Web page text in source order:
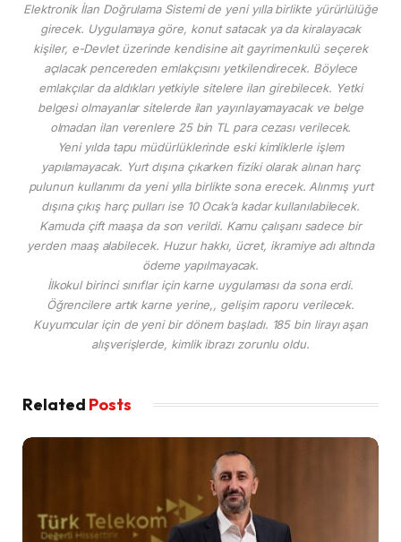
Elektronik İlan Doğrulama Sistemi de yeni yılla birlikte yürürlülüğe
girecek. Uygulamaya göre, konut satacak ya da kiralayacak
kişiler, e-Devlet üzerinde kendisine ait gayrimenkulü seçerek
açılacak pencereden emlakçısını yetkilendirecek. Böylece
emlakçılar da aldıkları yetkiyle sitelere ilan girebilecek. Yetki
belgesi olmayanlar sitelerde ilan yayınlayamayacak ve belge
olmadan ilan verenlere 25 bin TL para cezası verilecek.
Yeni yılda tapu müdürlüklerinde eski kimliklerle işlem
yapılamayacak. Yurt dışına çıkarken fiziki olarak alınan harç
pulunun kullanımı da yeni yılla birlikte sona erecek. Alınmış yurt
dışına çıkış harç pulları ise 10 Ocak’a kadar kullanılabilecek.
Kamuda çift maaşa da son verildi. Kamu çalışanı sadece bir
yerden maaş alabilecek. Huzur hakkı, ücret, ikramiye adı altında
ödeme yapılmayacak.
İlkokul birinci sınıflar için karne uygulaması da sona erdi.
Öğrencilere artık karne yerine,, gelişim raporu verilecek.
Kuyumcular için de yeni bir dönem başladı. 185 bin lirayı aşan
alışverişlerde, kimlik ibrazı zorunlu oldu.
Related Posts